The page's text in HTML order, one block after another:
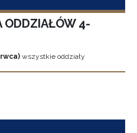
ODDZIAŁÓW 4-
wszystkie oddziały